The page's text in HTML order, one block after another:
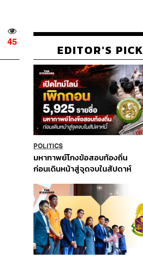
45
EDITOR'S PICK
POLITICS
มหากาพย์โกงข้อสอบท้องถิ่น
ก่อนเดินหน้าสู่จุดจบในสัปดาห์